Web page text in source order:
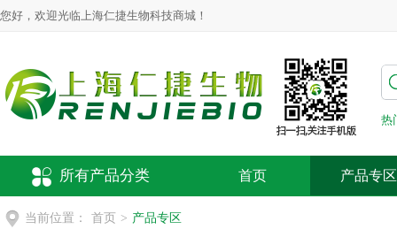
您好，欢迎光临上海仁捷生物科技商城！
热
所有产品分类 首页 产品专区
当前位置： 首页 > 产品专区